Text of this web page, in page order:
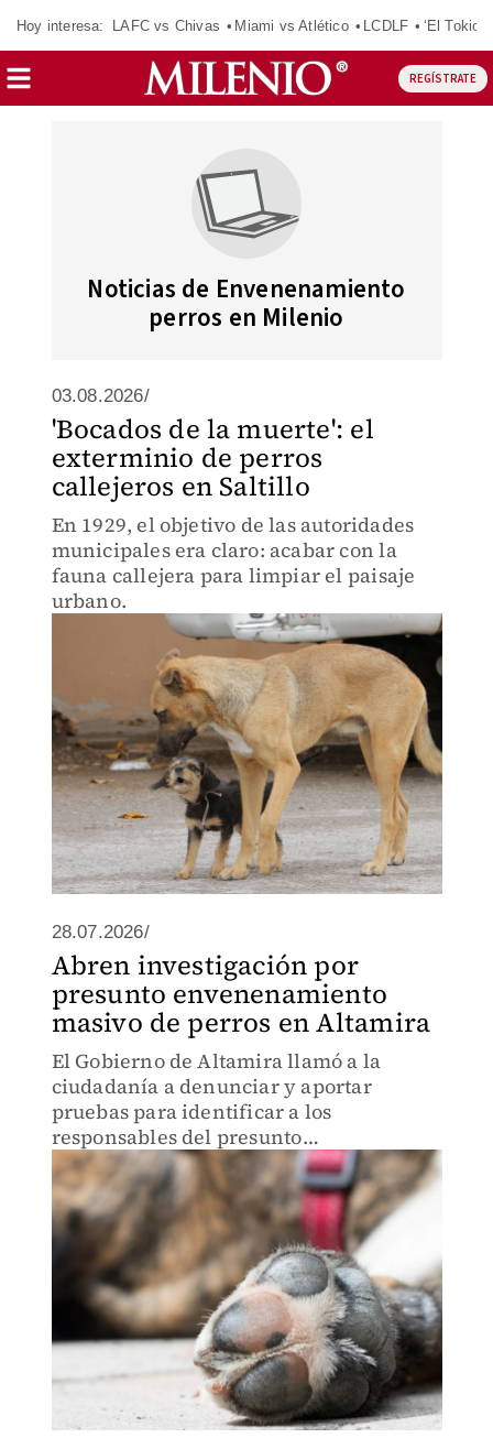
Hoy interesa: LAFC vs Chivas Miami vs Atlético LCDLF ‘El Tokio’
REGÍSTRATE
Noticias de Envenenamiento
perros en Milenio
03.08.2026/
'Bocados de la muerte': el
exterminio de perros
callejeros en Saltillo
En 1929, el objetivo de las autoridades
municipales era claro: acabar con la
fauna callejera para limpiar el paisaje
urbano.
28.07.2026/
Abren investigación por
presunto envenenamiento
masivo de perros en Altamira
El Gobierno de Altamira llamó a la
ciudadanía a denunciar y aportar
pruebas para identificar a los
responsables del presunto
envenenamiento de animales ocurrido
en el ejido Estación Colonias.